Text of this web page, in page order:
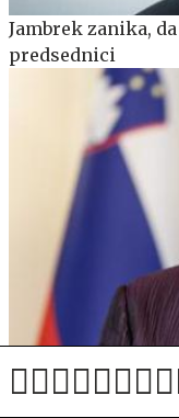
Jambrek zanika,
predsednici
Nekdanji šef